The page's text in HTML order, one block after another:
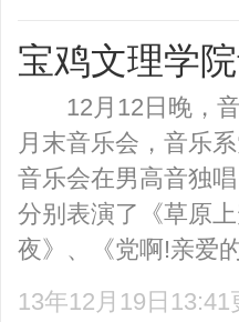
宝鸡文理学
12月12日晚，音
月末音乐会，音
音乐会在男高音独
分别表演了《草原
夜》、《党啊!亲爱
13年12月19日13:41